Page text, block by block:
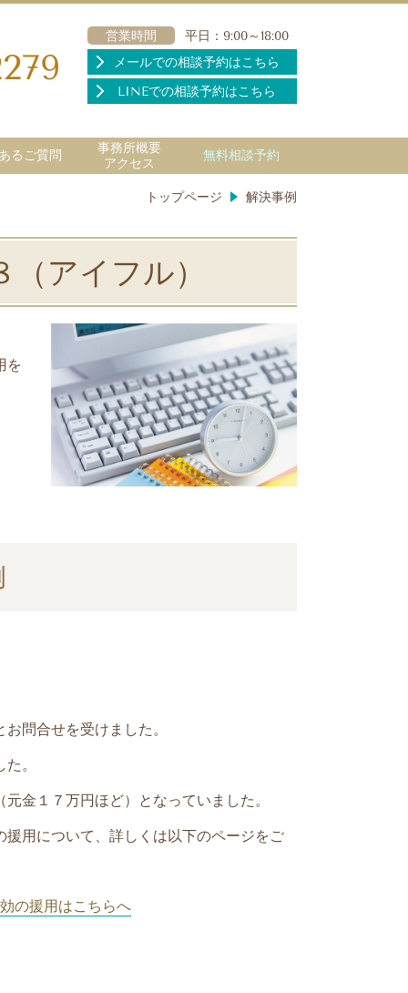
営業時間
平日：9:00～18:00
メールでの相談予約はこちら
LINEでの相談予約はこちら
るご質問
事務所概要
アクセス
無料相談予約
トップページ 解決事例
アイフル）
を
問合せを受けました。
。
元金１７万円ほど） となっていました。
援用について、詳しくは以下のページをご
の援用はこちらへ